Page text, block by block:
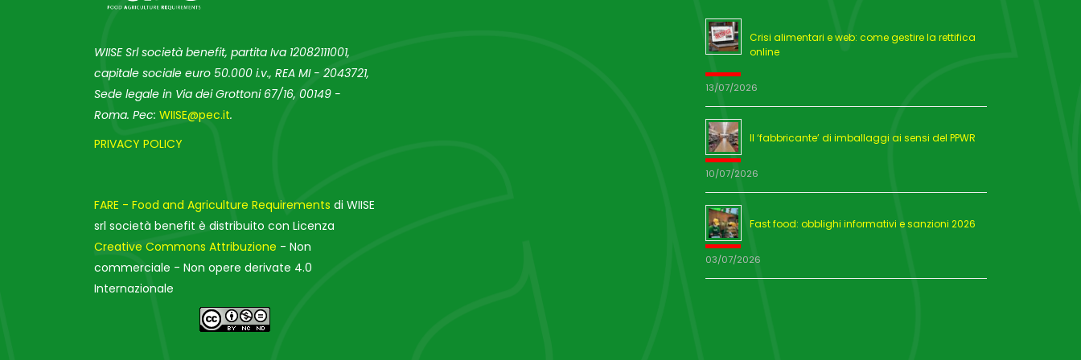
WIISE Srl società benefit, partita Iva 12082111001,
capitale sociale euro 50.000 i.v., REA MI - 2043721,
Sede legale in Via dei Grottoni 67/16, 00149 -
Roma. Pec: WIISE@pec.it.
PRIVACY POLICY
FARE - Food and Agriculture Requirements di WIISE
srl società benefit è distribuito con Licenza
Creative Commons Attribuzione - Non
commerciale - Non opere derivate 4.0
Internazionale
Crisi alimentari e web: come gestire la rettifica
online
13/07/2026
Il ‘fabbricante’ di imballaggi ai sensi del PPWR
10/07/2026
Fast food: obblighi informativi e sanzioni 2026
03/07/2026